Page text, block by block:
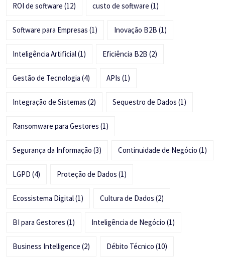
ROI de software (12) custo de software (1)
Software para Empresas (1) Inovação B2B (1)
Inteligência Artificial(1) Eficiência B2B (2)
Gestão de Tecnologia (4) APIs (1)
Integração de Sistemas (2) Sequestro de Dados (1)
Ransomware para Gestores (1)
Segurança da Informação (3) Continuidade de Negócio (1)
LGPD (4) Proteção de Dados (1)
Ecossistema Digital(1) Cultura de Dados (2)
BI para Gestores (1) Inteligência de Negócio (1)
Business Intelligence (2) Débito Técnico (10)